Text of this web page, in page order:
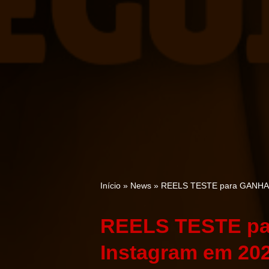
Início » News » REELS TESTE para
REELS TESTE
Instagram em